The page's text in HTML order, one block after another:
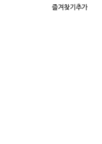
즐겨찾기추가